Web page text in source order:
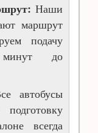
Наши
маршрут
подачу
до
автобусы
всегда